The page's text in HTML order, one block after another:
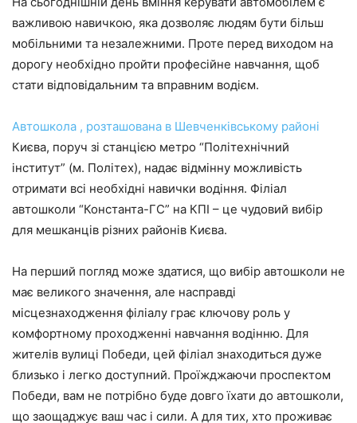
важливою навичкою, яка дозволяє людям бути більш
мобільними та незалежними. Проте перед виходом на
дорогу необхідно пройти професійне навчання, щоб
стати відповідальним та вправним водієм.
Автошкола , розташована в Шевченківському районі
Києва, поруч зі станцією метро “Політехнічний
інститут” (м. Політех), надає відмінну можливість
отримати всі необхідні навички водіння. Філіал
автошколи “Константа-ГС” на КПІ – це чудовий вибір
для мешканців різних районів Києва.
На перший погляд може здатися, що вибір автошколи не
має великого значення, але насправді
місцезнаходження філіалу грає ключову роль у
комфортному проходженні навчання водінню. Для
жителів вулиці Победи, цей філіал знаходиться дуже
близько і легко доступний. Проїжджаючи проспектом
Победи, вам не потрібно буде довго їхати до автошколи,
що заощаджує ваш час і сили. А для тих, хто проживає